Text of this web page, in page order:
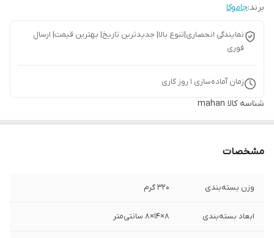
برند:جاموکا
نمایندگی انحصاری|تنوع بالا| جدیدترین تاریخ| بهترین قیمت| ارسال
فوری
زمان آماده‌سازی 1 روز کاری
شناسه کالا mahan
مشخصات
وزن بسته‌بندی 320 گرم
ابعاد بسته‌بندی 8×14×8 سانتی‌متر